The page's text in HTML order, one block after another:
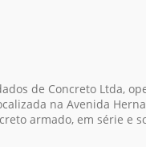
de Concreto Ltda,
na Avenida
armado, em série e